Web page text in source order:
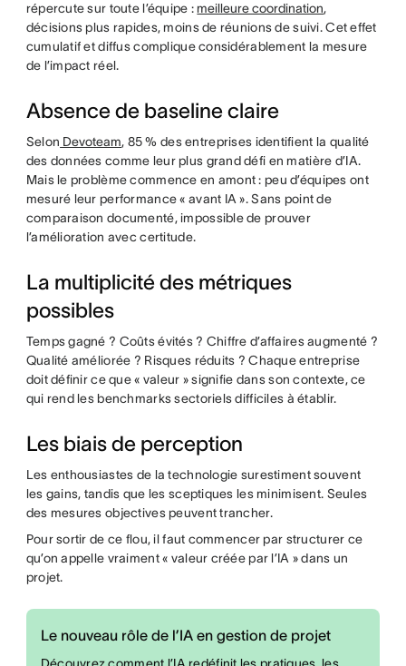
répercute sur toute l’équipe : meilleure coordination,
décisions plus rapides, moins de réunions de suivi. Cet effet
cumulatif et diffus complique considérablement la mesure
de l’impact réel.
Absence de baseline claire
Selon Devoteam, 85 % des entreprises identifient la qualité
des données comme leur plus grand défi en matière d’IA.
Mais le problème commence en amont : peu d’équipes ont
mesuré leur performance « avant IA ». Sans point de
comparaison documenté, impossible de prouver
l’amélioration avec certitude.
La multiplicité des métriques
possibles
Temps gagné ? Coûts évités ? Chiffre d’affaires augmenté ?
Qualité améliorée ? Risques réduits ? Chaque entreprise
doit définir ce que « valeur » signifie dans son contexte, ce
qui rend les benchmarks sectoriels difficiles à établir.
Les biais de perception
Les enthousiastes de la technologie surestiment souvent
les gains, tandis que les sceptiques les minimisent. Seules
des mesures objectives peuvent trancher.
Pour sortir de ce flou, il faut commencer par structurer ce
qu’on appelle vraiment « valeur créée par l’IA » dans un
projet.
Le nouveau rôle de l’IA en gestion de projet